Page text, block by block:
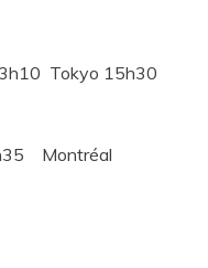
Tokyo 15h30
Montréal